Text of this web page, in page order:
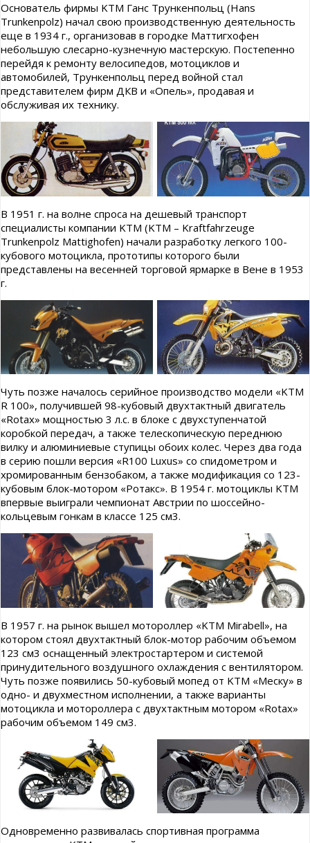
Основатель фирмы KTM Ганс Трункенпольц (Hans
Trunkenpolz) начал свою производственную деятельность
еще в 1934 г., организовав в городке Маттигхофен
небольшую слесарно-кузнечную мастерскую. Постепенно
перейдя к ремонту велосипедов, мотоциклов и
автомобилей, Трункенпольц перед войной стал
представителем фирм ДКВ и «Опель», продавая и
обслуживая их технику.
В 1951 г. на волне спроса на дешевый транспорт
специалисты компании KTM (KTM – Kraftfahrzeuge
Trunkenpolz Mattighofen) начали разработку легкого 100-
кубового мотоцикла, прототипы которого были
представлены на весенней торговой ярмарке в Вене в 1953
г.
Чуть позже началось серийное производство модели «KTM
R 100», получившей 98-кубовый двухтактный двигатель
«Rotax» мощностью 3 л.с. в блоке с двухступенчатой
коробкой передач, а также телескопическую переднюю
вилку и алюминиевые ступицы обоих колес. Через два года
в серию пошли версия «R100 Luxus» со спидометром и
хромированным бензобаком, а также модификация со 123-
кубовым блок-мотором «Ротакс». В 1954 г. мотоциклы KTM
впервые выиграли чемпионат Австрии по шоссейно-
кольцевым гонкам в классе 125 см3.
В 1957 г. на рынок вышел мотороллер «KTM Mirabell», на
котором стоял двухтактный блок-мотор рабочим объемом
123 см3 оснащенный электростартером и системой
принудительного воздушного охлаждения с вентилятором.
Чуть позже появились 50-кубовый мопед от KTM «Меску» в
одно- и двухместном исполнении, а также варианты
мотоцикла и мотороллера с двухтактным мотором «Rotax»
рабочим объемом 149 см3.
Одновременно развивалась спортивная программа